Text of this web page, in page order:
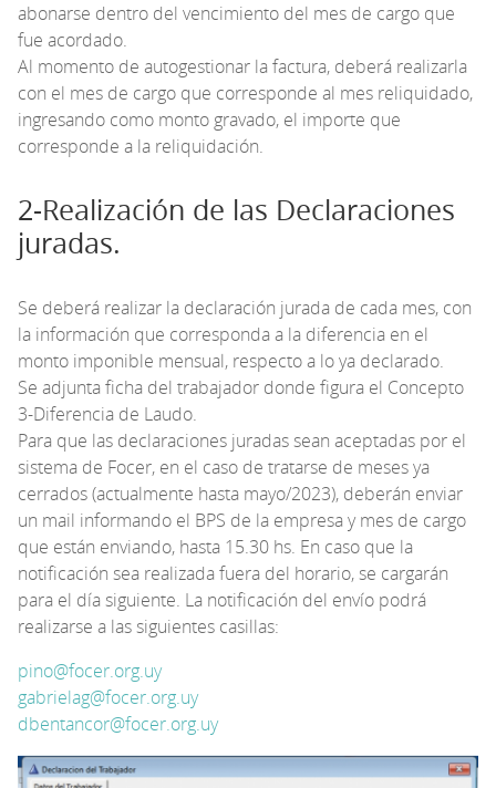
abonarse dentro del vencimiento del mes de cargo que
fue acordado.
Al momento de autogestionar la factura, deberá realizarla
con el mes de cargo que corresponde al mes reliquidado,
ingresando como monto gravado, el importe que
corresponde a la reliquidación.
2-Realización de las Declaraciones
juradas.
Se deberá realizar la declaración jurada de cada mes, con
la información que corresponda a la diferencia en el
monto imponible mensual, respecto a lo ya declarado.
Se adjunta ficha del trabajador donde figura el Concepto
3-Diferencia de Laudo.
Para que las declaraciones juradas sean aceptadas por el
sistema de Focer, en el caso de tratarse de meses ya
cerrados (actualmente hasta mayo/2023), deberán enviar
un mail informando el BPS de la empresa y mes de cargo
que están enviando, hasta 15.30 hs. En caso que la
notificación sea realizada fuera del horario, se cargarán
para el día siguiente. La notificación del envío podrá
realizarse a las siguientes casillas:
pino@focer.org.uy
gabrielag@focer.org.uy
dbentancor@focer.org.uy